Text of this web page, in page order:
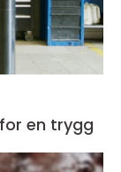
en trygg